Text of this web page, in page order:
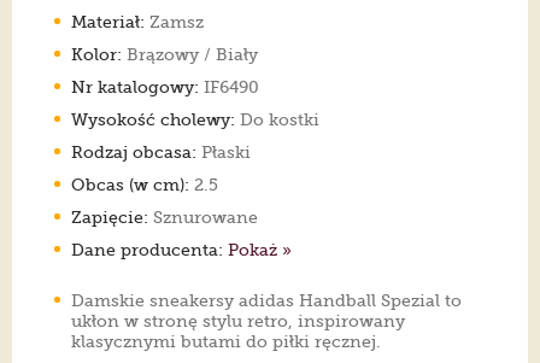
Materiał: Zamsz
Kolor: Brązowy / Biały
Nr katalogowy: IF6490
Wysokość cholewy: Do kostki
Rodzaj obcasa: Płaski
Obcas (w cm): 2.5
Zapięcie: Sznurowane
Dane producenta: Pokaż »
Damskie sneakersy adidas Handball Spezial to
ukłon w stronę stylu retro, inspirowany
klasycznymi butami do piłki ręcznej.